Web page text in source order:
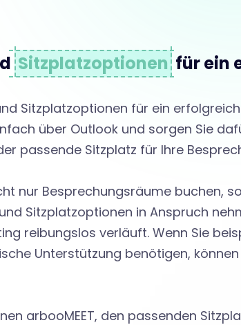
Sitzplatzoptionen für ein
Sitzplatzoptionen für ein
über Outlook und sorgen Sie
passende Sitzplatz für Ihre
nur Besprechungsräume buchen,
Sitzplatzoptionen in Anspruch
reibungslos verläuft. Wenn Sie
Unterstützung benötigen,
arbooMEET, den passenden